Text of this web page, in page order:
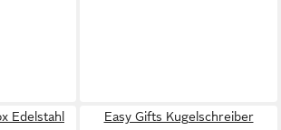
Edelstahl
Easy Gifts Kugelschreiber